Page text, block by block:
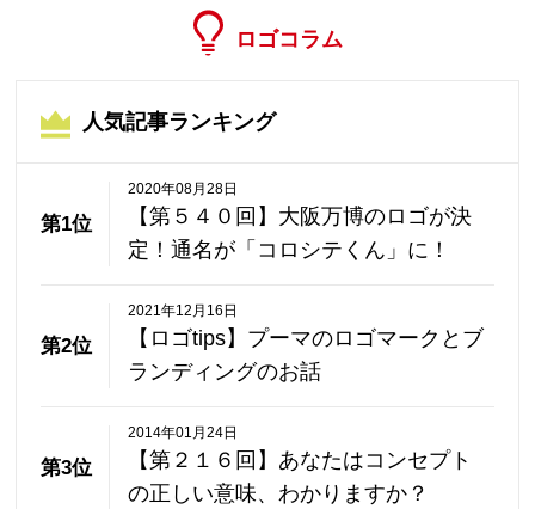
ロゴコラム
人気記事ランキング
第1位
2020年08月28日
【第５４０回】大阪万博のロゴが決
定！通名が「コロシテくん」に！
第2位
2021年12月16日
【ロゴtips】プーマのロゴマークとブ
ランディングのお話
第3位
2014年01月24日
【第２１６回】あなたはコンセプト
の正しい意味、わかりますか？